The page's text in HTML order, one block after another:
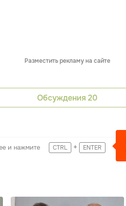
Разместить рекламу на сайте
Обсуждения 20
и нажмите CTRL + ENTER